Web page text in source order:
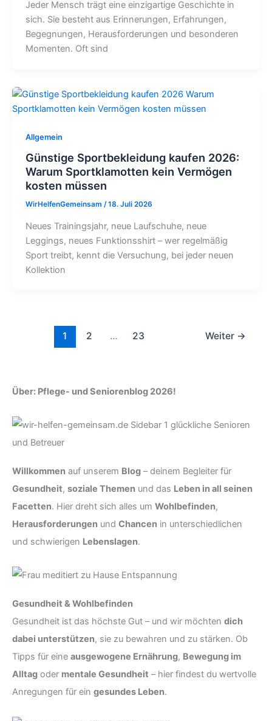
Jeder Mensch trägt eine einzigartige Geschichte in
sich. Sie besteht aus Erinnerungen, Erfahrungen,
Begegnungen, Herausforderungen und besonderen
Momenten. Oft sind
Allgemein
Günstige Sportbekleidung kaufen 2026:
Warum Sportklamotten kein Vermögen
kosten müssen
WirHelfenGemeinsam /18. Juli 2026
Neues Trainingsjahr, neue Laufschuhe, neue
Leggings, neues Funktionsshirt – wer regelmäßig
Sport treibt, kennt die Versuchung, bei jeder neuen
Kollektion
1 2 … 23 Weiter →
Über: Pflege- und Seniorenblog 2026!
Willkommen auf unserem Blog – deinem Begleiter für
Gesundheit, soziale Themen und das Leben in all seinen
Facetten. Hier dreht sich alles um Wohlbefinden,
Herausforderungen und Chancen in unterschiedlichen
und schwierigen Lebenslagen.
Gesundheit & Wohlbefinden
Gesundheit ist das höchste Gut – und wir möchten dich
dabei unterstützen, sie zu bewahren und zu stärken. Ob
Tipps für eine ausgewogene Ernährung, Bewegung im
Alltag oder mentale Gesundheit – hier findest du wertvolle
Anregungen für ein gesundes Leben.